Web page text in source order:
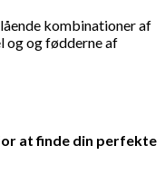
kombinationer af
og og fødderne af
at finde din perfekte